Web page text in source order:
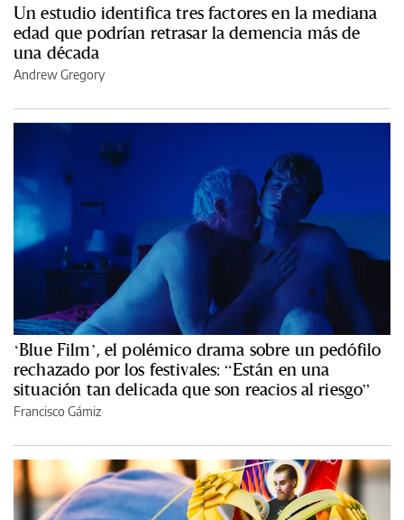
Un estudio identifica tres factores en la mediana
edad que podrían retrasar la demencia más de
una década
Andrew Gregory
‘Blue Film’, el polémico drama sobre un pedófilo
rechazado por los festivales: “Están en una
situación tan delicada que son reacios al riesgo”
Francisco Gámiz